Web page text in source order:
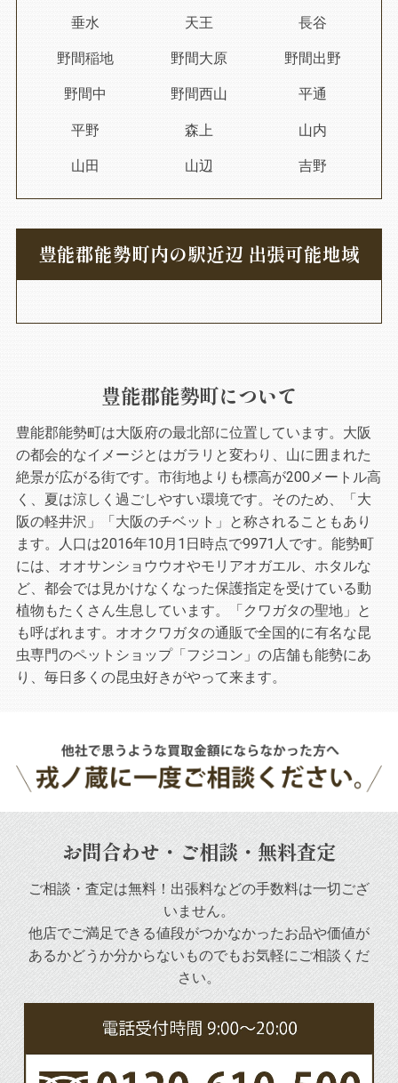
垂水 天王 長谷
野間稲地 野間大原 野間出野
野間中 野間西山 平通
平野 森上 山内
山田 山辺 吉野
豊能郡能勢町内の駅近辺 出張可能地域
豊能郡能勢町について
豊能郡能勢町は大阪府の最北部に位置しています。大阪
の都会的なイメージとはガラリと変わり、山に囲まれた
絶景が広がる街です。市街地よりも標高が200メートル高
く、夏は涼しく過ごしやすい環境です。そのため、「大
阪の軽井沢」「大阪のチベット」と称されることもあり
ます。人口は2016年10月1日時点で9971人です。能勢町
には、オオサンショウウオやモリアオガエル、ホタルな
ど、都会では見かけなくなった保護指定を受けている動
植物もたくさん生息しています。「クワガタの聖地」と
も呼ばれます。オオクワガタの通販で全国的に有名な昆
虫専門のペットショップ「フジコン」の店舗も能勢にあ
り、毎日多くの昆虫好きがやって来ます。
お問合わせ・ご相談・無料査定
ご相談・査定は無料！出張料などの手数料は一切ござ
いません。
他店でご満足できる値段がつかなかったお品や価値が
あるかどうか分からないものでもお気軽にご相談くだ
さい。